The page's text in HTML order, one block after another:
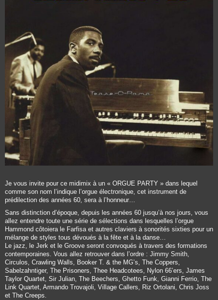
Je vous invite pour ce midimix à un « ORGUE PARTY » dans lequel
comme son nom l’indique l’orgue électronique, cet instrument de
prédilection des années 60, sera à l’honneur…
Sans distinction d’époque, depuis les années 60 jusqu’à nos jours, vous
allez entendre toute une série de sélections dans lesquelles l’orgue
Hammond côtoiera le Farfisa et autres claviers à sonorités sixties pour un
mélange de styles tous dévoués à la fête et à la danse…
Le jazz, le Jerk et le Groove seront convoqués à travers des formations
contemporaines. Vous allez retrouver dans l’ordre : Jimmy Smith,
Circulos, Crawling Walls, Booker T. & the MG’s, The Coppers,
Sabelzahntiger, The Prisoners, Thee Headcotees, Nylon 66’ers, James
Taylor Quartet, Sir Julian, The Beechers, Ghetto Funk, Gianni Ferrio, The
Link Quartet, Armando Trovajoli, Village Callers, Riz Ortolani, Chris Joss
et The Creeps.